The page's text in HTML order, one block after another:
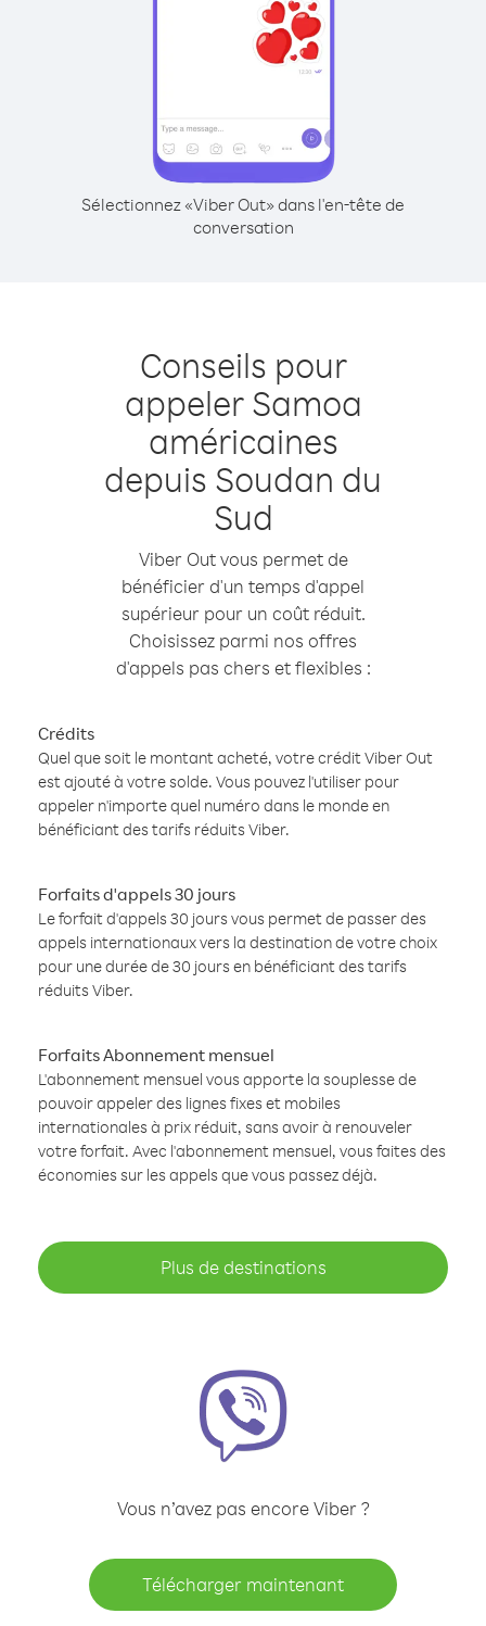
Sélectionnez «Viber Out» dans l'en-tête de
conversation
Conseils pour
appeler Samoa
américaines
depuis Soudan du
Sud
Viber Out vous permet de
bénéficier d'un temps d'appel
supérieur pour un coût réduit.
Choisissez parmi nos offres
d'appels pas chers et flexibles :
Crédits
Quel que soit le montant acheté, votre crédit Viber Out
est ajouté à votre solde. Vous pouvez l'utiliser pour
appeler n'importe quel numéro dans le monde en
bénéficiant des tarifs réduits Viber.
Forfaits d'appels 30 jours
Le forfait d'appels 30 jours vous permet de passer des
appels internationaux vers la destination de votre choix
pour une durée de 30 jours en bénéficiant des tarifs
réduits Viber.
Forfaits Abonnement mensuel
L'abonnement mensuel vous apporte la souplesse de
pouvoir appeler des lignes fixes et mobiles
internationales à prix réduit, sans avoir à renouveler
votre forfait. Avec l'abonnement mensuel, vous faites des
économies sur les appels que vous passez déjà.
Plus de destinations
Vous n’avez pas encore Viber ?
Télécharger maintenant